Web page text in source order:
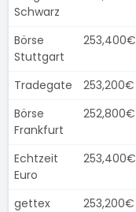
Schwarz
Börse
Stuttgart
253,400€
Tradegate 253,200€
Börse
Frankfurt
252,800€
Echtzeit
Euro
253,400€
gettex 253,200€